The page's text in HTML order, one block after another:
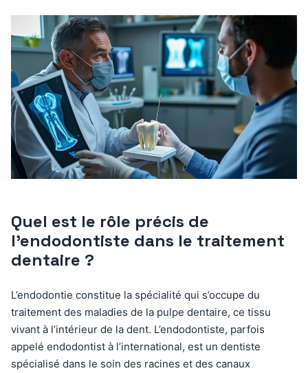
Quel est le rôle précis de
l’endodontiste dans le traitement
dentaire ?
L’endodontie constitue la spécialité qui s’occupe du
traitement des maladies de la pulpe dentaire, ce tissu
vivant à l’intérieur de la dent. L’endodontiste, parfois
appelé endodontist à l’international, est un dentiste
spécialisé dans le soin des racines et des canaux